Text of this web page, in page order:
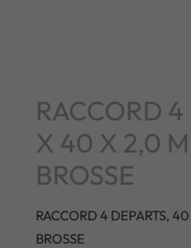
RACCORD
X 40 X 2,0
BROSSE
RACCORD 4 DEPARTS,
BROSSE